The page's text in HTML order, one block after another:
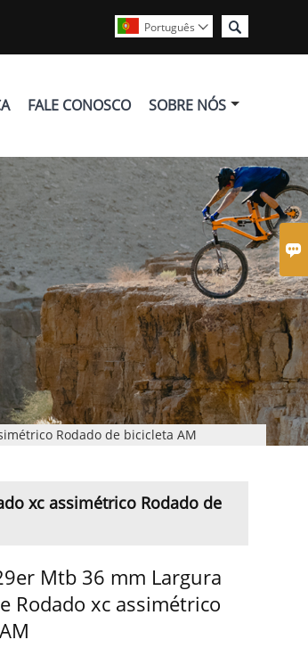


Português 
FALE CONOSCO SOBRE NÓS
Rodado de bicicleta AM
xc assimétrico Rodado de
Mtb 36 mm Largura
Rodado xc assimétrico